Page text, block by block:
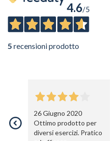
4.6/5
5 recensioni prodotto
26 Giugno 2020
Ottimo prodotto per
diversi esercizi. Pratico